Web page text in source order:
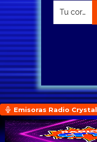
Emisoras Radio Crystal